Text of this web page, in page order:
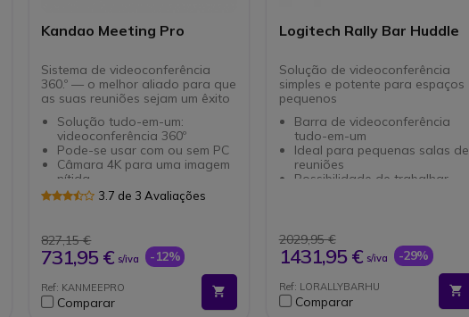
Kandao Meeting Pro
Sistema de videoconferência
360.º — o melhor aliado para que
as suas reuniões sejam um êxito
Solução tudo-em-um:
videoconferência 360º
Pode-se usar com ou sem PC
Câmara 4K para uma imagem
nítida
Enfoque automático no
som HD
Sistema Android para uma
experiência prática
Conexões HDMI, WiFi, USB e
RJ45
Compatível com todos os
3.7 de 3 Avaliações
827,15 €
731,95 € s/iva -12%
Ref: KANMEEPRO
Comparar
Logitech Rally Bar Huddle
Solução de videoconferência
simples e potente para espaços
pequenos
Barra de videoconferência
tudo-em-um
Ideal para pequenas salas de
reuniões
Possibilidade de trabalhar
Compatível com as principais
plataformas de vídeo
Compatível com as principais
Conectividade à internet: com
ou sem fios
2029,95 €
1431,95 € s/iva -29%
Ref: LORALLYBARHU
Comparar